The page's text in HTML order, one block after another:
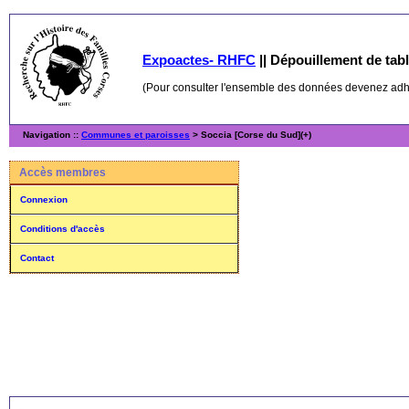
Expoactes- RHFC || Dépouillement de
(Pour consulter l'ensemble des données devenez
Navigation :: Communes et paroisses > Soccia [Corse du Sud](+)
Accès membres
Connexion
Conditions d'accès
Contact